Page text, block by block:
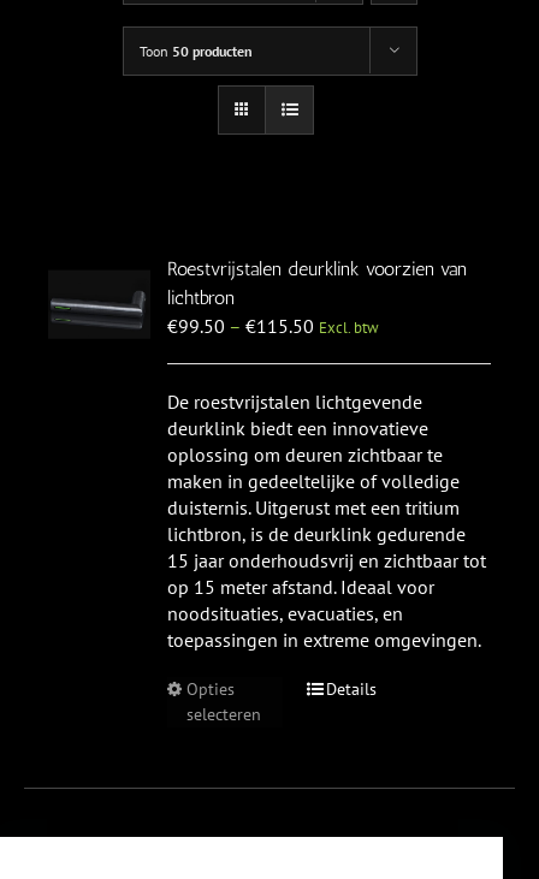
Toon 50 producten
Roestvrijstalen deurklink voorzien van
lichtbron
€99.50 –€115.50 Excl. btw
De roestvrijstalen lichtgevende
deurklink biedt een innovatieve
oplossing om deuren zichtbaar te
maken in gedeeltelijke of volledige
duisternis. Uitgerust met een tritium
lichtbron, is de deurklink gedurende
15 jaar onderhoudsvrij en zichtbaar tot
op 15 meter afstand. Ideaal voor
noodsituaties, evacuaties, en
toepassingen in extreme omgevingen.
Opties
selecteren
Details